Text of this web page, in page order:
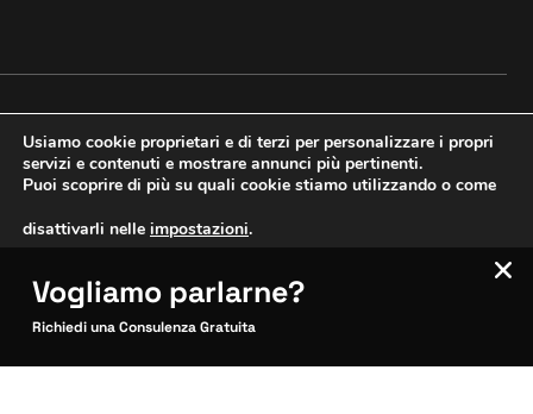
Copyright © 2025 WeDoDigital
Creazione e sviluppo siti web
SITOCERTO®
Questo sito è attendibile
Usiamo cookie proprietari e di terzi per personalizzare i propri
servizi e contenuti e mostrare annunci più pertinenti.
Puoi scoprire di più su quali cookie stiamo utilizzando o come
disattivarli nelle impostazioni.
Accetta Impostazioni
Vogliamo parlarne?
Richiedi una Consulenza Gratuita